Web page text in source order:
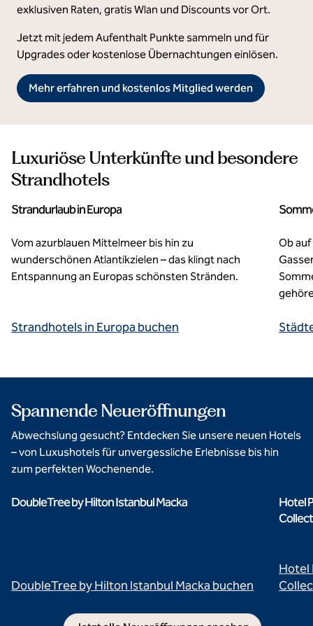
exklusiven Raten, gratis Wlan und Discounts vor Ort.
Jetzt mit jedem Aufenthalt Punkte sammeln und für
Upgrades oder kostenlose Übernachtungen einlösen.
Mehr erfahren und kostenlos Mitglied werden
Luxuriöse Unterkünfte und besondere
Strandhotels
Strandurlaub in Europa
Vom azurblauen Mittelmeer bis hin zu
wunderschönen Atlantikzielen – das klingt nach
Entspannung an Europas schönsten Stränden.
Strandhotels in Europa buchen
Ob
Spannende Neueröffnungen
Abwechslung gesucht? Entdecken Sie unsere neuen Hotels
– von Luxushotels für unvergessliche Erlebnisse bis hin
zum perfekten Wochenende.
DoubleTree by Hilton Istanbul Macka
DoubleTree by Hilton Istanbul Macka buchen
Hotel
Hotel